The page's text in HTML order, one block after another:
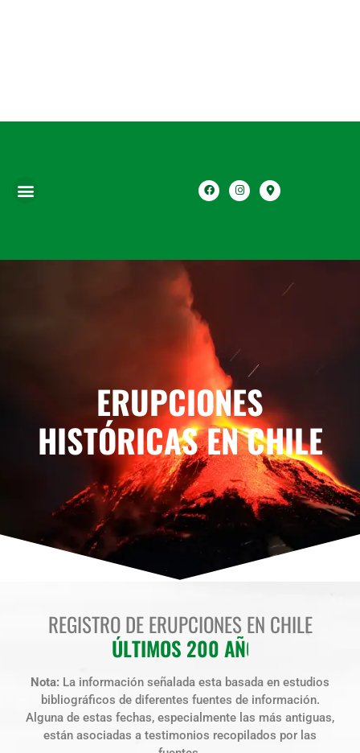
ERUPCIONES
HISTÓRICAS EN CHILE
REGISTRO DE ERUPCIONES EN CHILE
OS 200 AÑO
LAST2
Nota: La información señalada esta basada en estudios
bibliográficos de diferentes fuentes de información.
Alguna de estas fechas, especialmente las más antiguas,
están asociadas a testimonios recopilados por las